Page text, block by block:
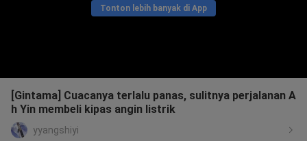
Tonton lebih banyak di App
[Gintama] Cuacanya terlalu panas, sulitnya perjalanan A
h Yin membeli kipas angin listrik
yyangshiyi
Bahasa Indonesia